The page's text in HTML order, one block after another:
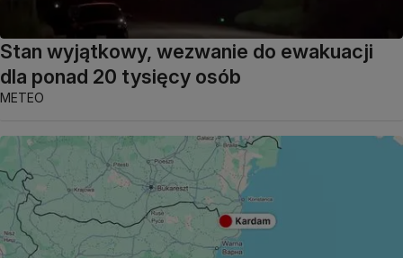
Stan wyjątkowy, wezwanie do ewakuacji
dla ponad 20 tysięcy osób
METEO